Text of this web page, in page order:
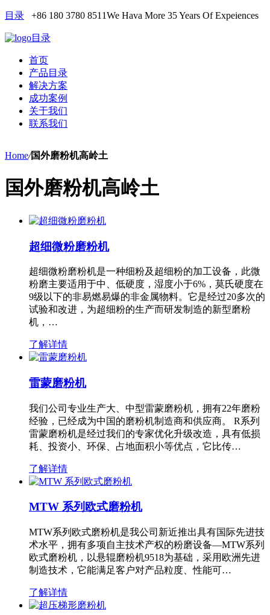
目录 +86 180 3780 8511We Hava More 35 Years Of Expeiences
目录
首页
产品目录
解决方案
成功案例
关于我们
联系我们
Home/国外磨粉机高岭土
国外磨粉机高岭土
超细微粉磨粉机
超细微粉磨粉机是一种细粉及超细粉的加工设备，此微
粉磨主要适用于中、低硬度，湿度小于6%，莫氏硬度在
9级以下的非易燃易爆的非金属物料。它是经过20多次的
试验和改进，为超细粉的生产而研发制造的新型磨粉
机，…
了解详情
雷蒙磨粉机
我们公司专业生产大、中型雷蒙磨粉机，拥有22年磨粉
经验，已经成为中国的磨粉机制造商和供应商。 R系列
雷蒙磨粉机是经过我们的专家优化升级改造，具有低损
耗、投资小、环保、占地面积小等优点，它比传…
了解详情
MTW 系列欧式磨粉机
MTW系列欧式磨粉机是我公司新近推出具有国际先进技
术水平，拥有多项自主技术产权的粉磨设备—MTW系列
欧式磨粉机，以悬辊磨粉机9518为基础，采用欧洲先进
制造技术，它能满足客户对产品粒度、性能可…
了解详情